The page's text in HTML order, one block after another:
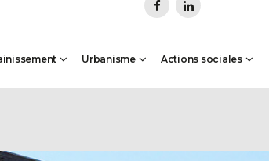
Urbanisme Actions sociales